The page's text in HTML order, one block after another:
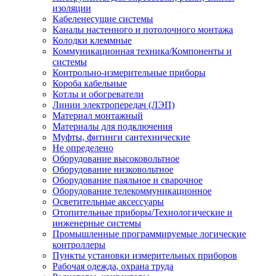
изоляции
Кабеленесущие системы
Каналы настенного и потолочного монтажа
Колодки клеммные
Коммуникационная техника/Компоненты и
системы
Контрольно-измерительные приборы
Короба кабельные
Котлы и обогреватели
Линии электропередач (ЛЭП)
Материал монтажный
Материалы для подключения
Муфты, фитинги сантехнические
Не определено
Оборудование высоковольтное
Оборудование низковольтное
Оборудование паяльное и сварочное
Оборудование телекоммуникационное
Осветительные аксессуары
Отопительные приборы/Технологические и
инженерные системы
Промышленные программируемые логические
контроллеры
Пункты установки измерительных приборов
Рабочая одежда, охрана труда